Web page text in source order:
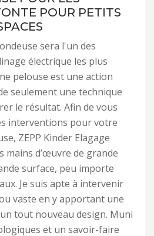
POUR PETITS
sera l'un des
électrique les plus
pelouse est une action
seulement une technique
le résultat. Afin de vous
interventions pour votre
ZEPP Kinder Elagage
mains d’œuvre de grande
surface, peu importe
Je suis apte à intervenir
vaste en y apportant une
tout nouveau design. Muni
et un savoir-faire